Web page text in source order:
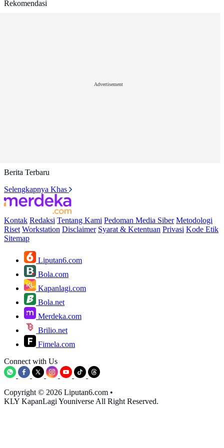
Rekomendasi
Advertisement
Berita Terbaru
Selengkapnya Khas
Kontak Redaksi Tentang Kami Pedoman Media Siber Metodologi
Riset Workstation Disclaimer Syarat & Ketentuan Privasi Kode Etik
Sitemap
Liputan6.com
Bola.com
Kapanlagi.com
Bola.net
Merdeka.com
Brilio.net
Fimela.com
Connect with Us
Copyright © 2026 Liputan6.com •
KLY KapanLagi Youniverse All Right Reserved.